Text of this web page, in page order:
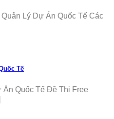
Lý Dự Án Quốc Tế Các
Tế
Quốc Tế Đề Thi Free